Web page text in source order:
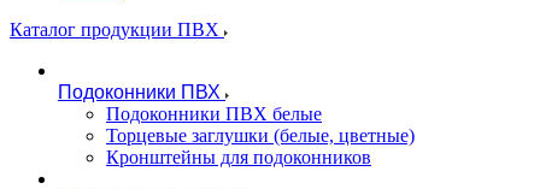
Каталог продукции ПВХ
Подоконники ПВХ
Подоконники ПВХ белые
Торцевые заглушки (белые, цветные)
Кронштейны для подоконников